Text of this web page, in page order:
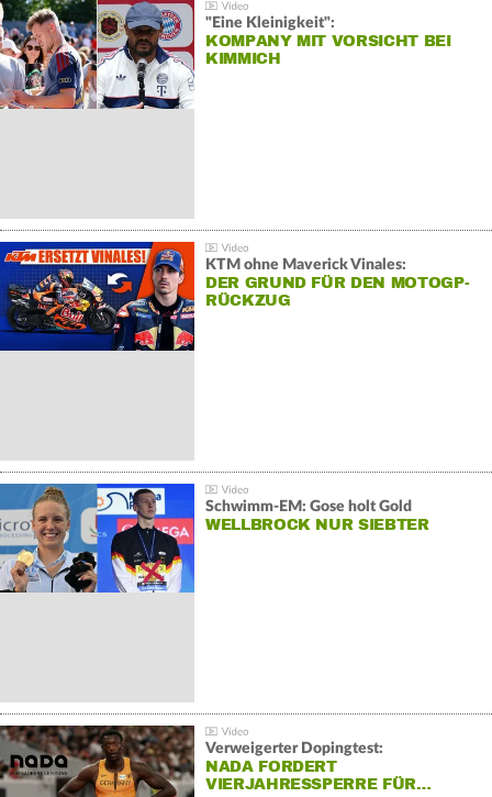
"Eine Kleinigkeit":
KOMPANY MIT VORSICHT BEI
KIMMICH
KTM ohne Maverick Vinales:
DER GRUND FÜR DEN MOTOGP-
RÜCKZUG
Schwimm-EM: Gose holt Gold
WELLBROCK NUR SIEBTER
Verweigerter Dopingtest:
NADA FORDERT
VIERJAHRESSPERRE FÜR…